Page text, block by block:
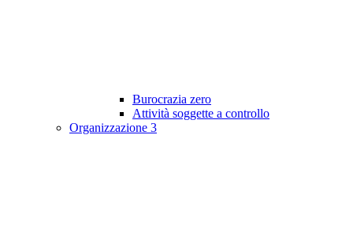
Burocrazia zero
Attività soggette a controllo
Organizzazione 3